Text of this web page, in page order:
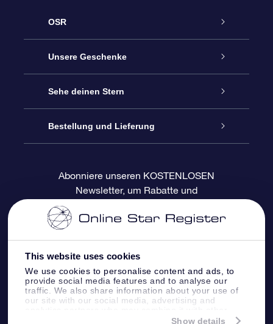
This website uses cookies
We use cookies to personalise content and ads, to
provide social media features and to analyse our
traffic. We also share information about your use of
our site with our social media, advertising and
information that you’ve provided to them or that
Show details
OSR
Service
Kontakt
Blog
Bewertungen
Unsere Geschenke
Sterne schenken
OSR-Geschenkpaket
OSR-Geschenkgutschein
Firmengeschenke
Sehe deinen Stern
Sternregister
Personalisierte Sternseite
One Million Stars
OSR-Starsaver
VR-App „Fliege mich zu den Sternen“
Bestellung und Lieferung
Zahlungsinformationen
Versandinformationen
Rückgaberecht
Sternbilder
Abonniere unseren KOSTENLOSEN
Newsletter, um Rabatte und